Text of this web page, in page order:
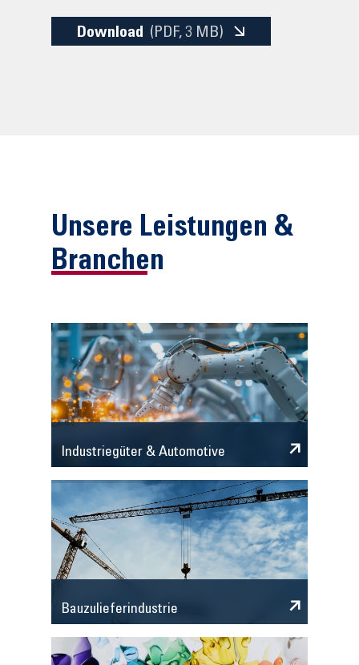
Download (PDF, 3 MB)
Unsere Leistungen &
Branchen
Industriegüter & Automotive
Bauzulieferindustrie